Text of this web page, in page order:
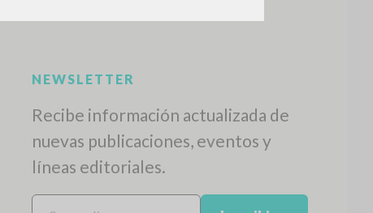
NEWSLETTER
Recibe información actualizada de